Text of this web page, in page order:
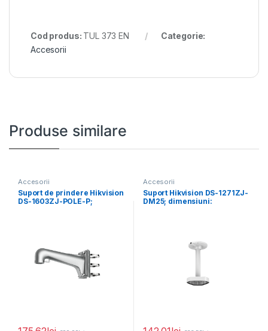
Cod produs: TUL 373 EN
Categorie:
Accesorii
Produse similare
Accesorii
Suport de prindere Hikvision
DS-1603ZJ-POLE-P;
Accesorii
Suport Hikvision DS-1271ZJ-
DM25; dimensiuni: